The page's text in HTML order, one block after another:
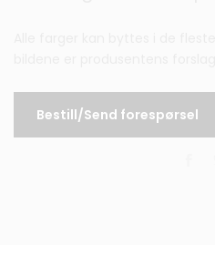
Bestill/Send forespørsel